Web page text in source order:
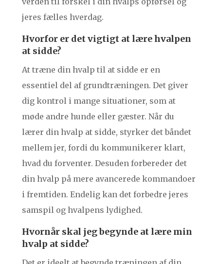
jeres fælles hverdag.
Hvorfor er det vigtigt at lære hvalpen
at sidde?
At træne din hvalp til at sidde er en
essentiel del af grundtræningen. Det giver
dig kontrol i mange situationer, som at
møde andre hunde eller gæster. Når du
lærer din hvalp at sidde, styrker det båndet
mellem jer, fordi du kommunikerer klart,
hvad du forventer. Desuden forbereder det
din hvalp på mere avancerede kommandoer
i fremtiden. Endelig kan det forbedre jeres
samspil og hvalpens lydighed.
Hvornår skal jeg begynde at lære min
hvalp at sidde?